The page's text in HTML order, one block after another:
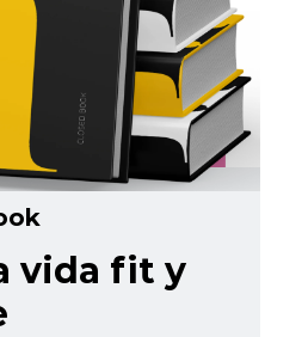
vida fit y